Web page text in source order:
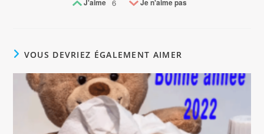
J'aime 6 Je n'aime pas
VOUS DEVRIEZ ÉGALEMENT AIMER